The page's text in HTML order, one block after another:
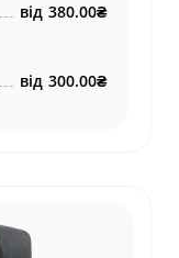
від 380.00₴
від 300.00₴